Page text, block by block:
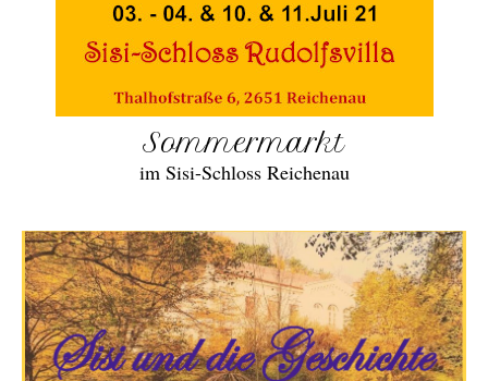
Sommermarkt
im Sisi-Schloss Reichenau